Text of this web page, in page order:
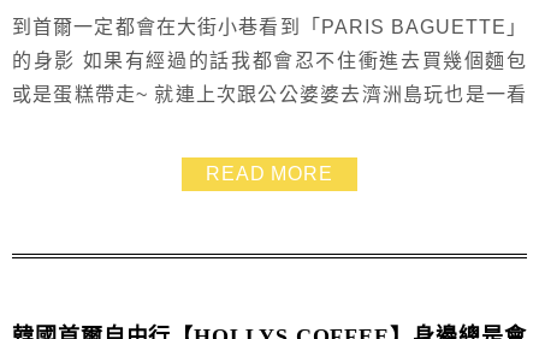
到首爾一定都會在大街小巷看到「PARIS BAGUETTE」
的身影 如果有經過的話我都會忍不住衝進去買幾個麵包
或是蛋糕帶走~ 就連上次跟公公婆婆去濟洲島玩也是一看
就是甜口味麵包系列都蠻好吃.都會讓人回味的那種麵包
店吶~~每款也都相當精緻華麗喲!
READ MORE